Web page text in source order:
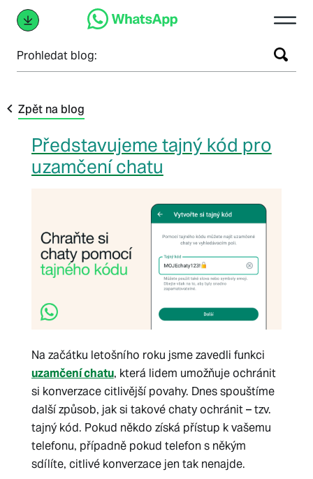
Prohledat blog:
Zpět na blog
Představujeme tajný kód pro
uzamčení chatu
Na začátku letošního roku jsme zavedli funkci
uzamčení chatu, která lidem umožňuje ochránit
si konverzace citlivější povahy. Dnes spouštíme
další způsob, jak si takové chaty ochránit – tzv.
tajný kód. Pokud někdo získá přístup k vašemu
telefonu, případně pokud telefon s někým
sdílíte, citlivé konverzace jen tak nenajde.